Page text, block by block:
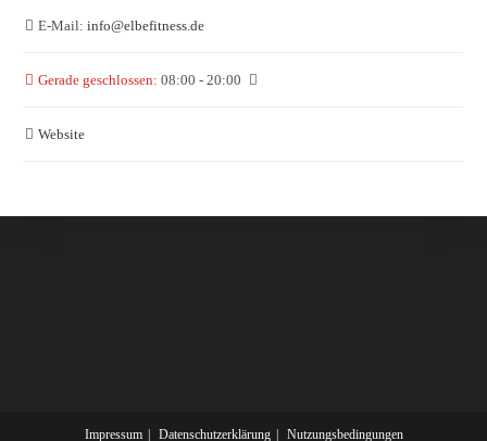
E-Mail: info@elbefitness.de
Gerade geschlossen: 08:00 - 20:00
Website
Impressum Datenschutzerklärung Nutzungsbedingungen